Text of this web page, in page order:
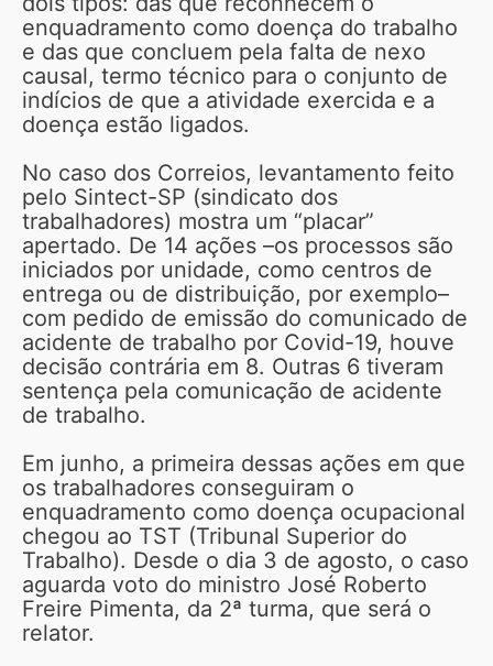
enquadramento como doença do trabalho
e das que concluem pela falta de nexo
causal, termo técnico para o conjunto de
indícios de que a atividade exercida e a
doença estão ligados.
No caso dos Correios, levantamento feito
pelo Sintect-SP (sindicato dos
trabalhadores) mostra um “placar”
apertado. De 14 ações –os processos são
iniciados por unidade, como centros de
entrega ou de distribuição, por exemplo–
com pedido de emissão do comunicado de
acidente de trabalho por Covid-19, houve
decisão contrária em 8. Outras 6 tiveram
sentença pela comunicação de acidente
de trabalho.
Em junho, a primeira dessas ações em que
os trabalhadores conseguiram o
enquadramento como doença ocupacional
chegou ao TST (Tribunal Superior do
Trabalho). Desde o dia 3 de agosto, o caso
aguarda voto do ministro José Roberto
Freire Pimenta, da 2ª turma, que será o
relator.